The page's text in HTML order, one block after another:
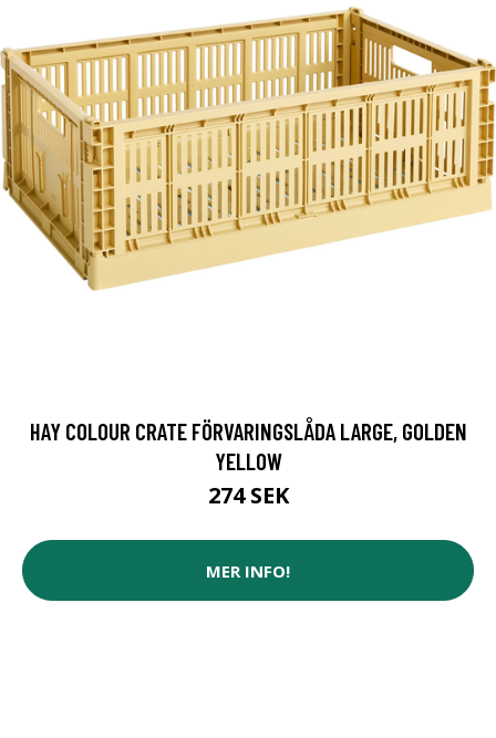
HAY COLOUR CRATE FÖRVARINGSLÅDA LARGE, GOLDEN
YELLOW
274 SEK
MER INFO!